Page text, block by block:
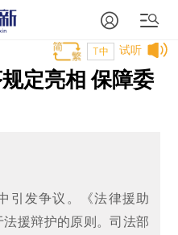
试听
T中
定亮相 保障委
引发争议。《法律援助
援辩护的原则。司法部